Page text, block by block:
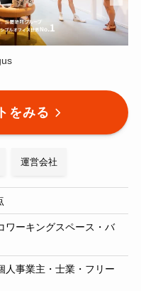
をみる
運営会社
ワーキングスペース・バ
人事業主・士業・フリー